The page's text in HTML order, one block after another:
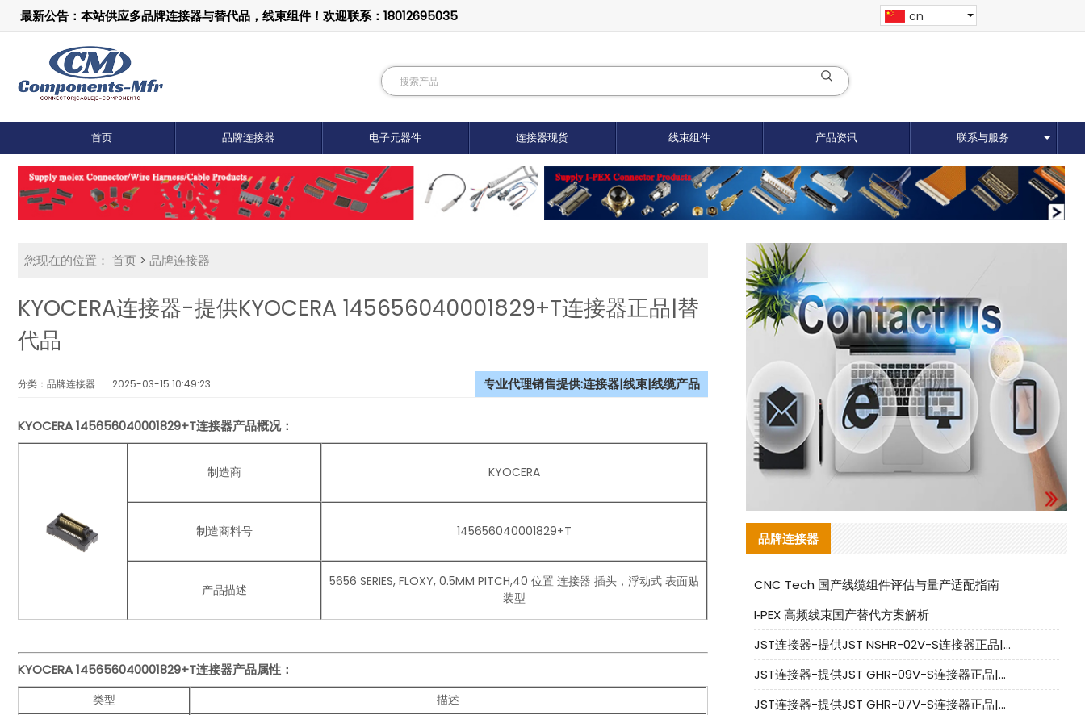
最新公告：本站供应多品牌连接器与替代品，线束组件！欢迎联系：18012695035 cn
首页 品牌连接器 电子元器件 连接器现货 线束组件 产品资讯 联系与服务
您现在的位置： 首页 > 品牌连接器
KYOCERA连接器-提供KYOCERA 145656040001829+T连接器正品|替
代品
分类：品牌连接器 2025-03-15 10:49:23 专业代理销售提供:连接器|线束|线缆产品
KYOCERA145656040001829+T连接器产品概况：
制造商 KYOCERA
制造商料号 145656040001829+T
产品描述
5656 SERIES, FLOXY, 0.5MM PITCH,40 位置 连接器 插头，浮动式 表面贴
装型
KYOCERA 145656040001829+T连接器产品属性：
类型 描述
品牌连接器
CNC Tech 国产线缆组件评估与量产适配指南
I‑PEX 高频线束国产替代方案解析
JST连接器-提供JST NSHR-02V-S连接器正品|替代品
JST连接器-提供JST GHR-09V-S连接器正品|替代品
JST连接器-提供JST GHR-07V-S连接器正品|替代品